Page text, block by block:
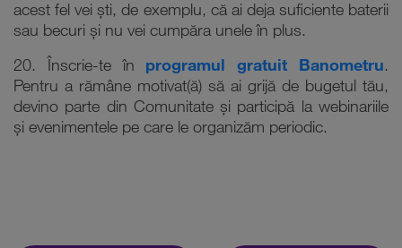
acest fel vei ști, de exemplu, că ai deja suficiente baterii
sau becuri și nu vei cumpăra unele în plus.
20. Înscrie-te în programul gratuit Banometru.
Pentru a rămâne motivat(ă) să ai grijă de bugetul tău,
devino parte din Comunitate și participă la webinariile
și evenimentele pe care le organizăm periodic.